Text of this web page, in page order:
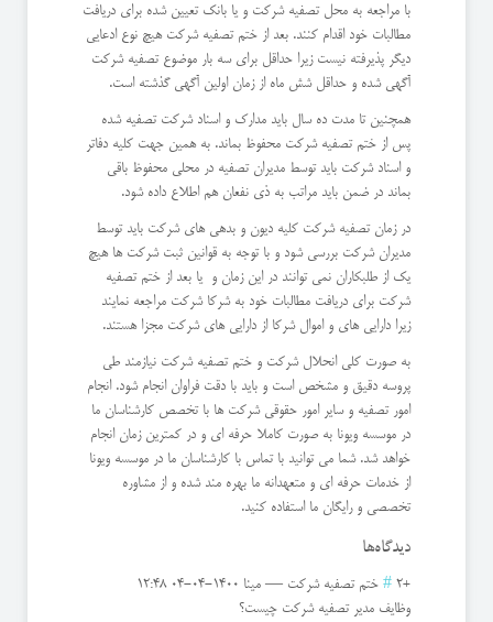
با مراجعه به محل تصفیه شرکت و یا بانک تعیین شده برای دریافت
مطالبات خود اقدام کنند. بعد از ختم تصفیه شرکت هیچ نوع ادعایی
دیگر پذیرفته نیست زیرا حداقل برای سه بار موضوع تصفیه شرکت
آگهی شده و حداقل شش ماه از زمان اولین آگهی گذشته است.
همچنین تا مدت ده سال باید مدارک و اسناد شرکت تصفیه شده
پس از ختم تصفیه شرکت محفوظ بماند. به همین جهت کلیه دفاتر
و اسناد شرکت باید توسط مدیران تصفیه در محلی محفوظ باقی
بماند در ضمن باید مراتب به ذی نفعان هم اطلاع داده شود.
در زمان تصفیه شرکت کلیه دیون و بدهی های شرکت باید توسط
مدیران شرکت بررسی شود و با توجه به قوانین ثبت شرکت ها هیچ
یک از طلبکاران نمی توانند در این زمان و یا بعد از ختم تصفیه
شرکت برای دریافت مطالبات خود به شرکا شرکت مراجعه نمایند
زیرا دارایی های و اموال شرکا از دارایی های شرکت مجزا هستند.
به صورت کلی انحلال شرکت و ختم تصفیه شرکت نیازمند طی
پروسه دقیق و مشخص است و باید با دقت فراوان انجام شود. انجام
امور تصفیه و سایر امور حقوقی شرکت ها با تخصص کارشناسان ما
در موسسه ویونا به صورت کاملا حرفه ای و در کمترین زمان انجام
خواهد شد. شما می توانید با تماس با کارشناسان ما در موسسه ویونا
از خدمات حرفه ای و متعهدانه ما بهره مند شده و از مشاوره
تخصصی و رایگان ما استفاده کنید.
دیدگاه‌ها
+2
# ختم تصفیه شرکت — مینا 1400-04-04 12:48
وظایف مدیر تصفیه شرکت چیست؟